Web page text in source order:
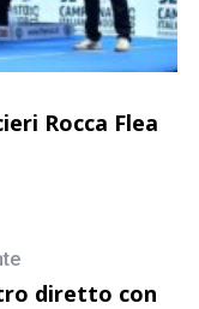
Rocca Flea
diretto con